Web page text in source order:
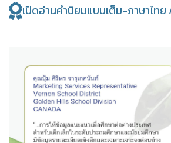
เปิดอ่านคำนิยมแบบเต็ม-ภาษาไท